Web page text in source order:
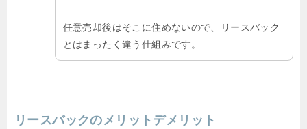
任意売却後はそこに住めないので、リースバック
とはまったく違う仕組みです。
リースバックのメリットデメリット